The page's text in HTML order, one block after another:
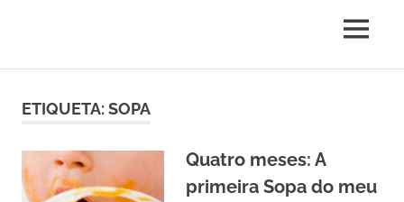
MENU
ETIQUETA:SOPA
Quatro meses: A
primeira Sopa do meu